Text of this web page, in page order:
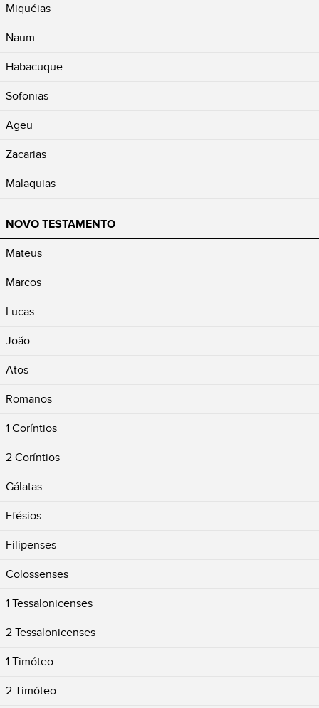
Miquéias
Naum
Habacuque
Sofonias
Ageu
Zacarias
Malaquias
NOVO TESTAMENTO
Mateus
Marcos
Lucas
João
Atos
Romanos
1 Coríntios
2 Coríntios
Gálatas
Efésios
Filipenses
Colossenses
1 Tessalonicenses
2 Tessalonicenses
1 Timóteo
2 Timóteo